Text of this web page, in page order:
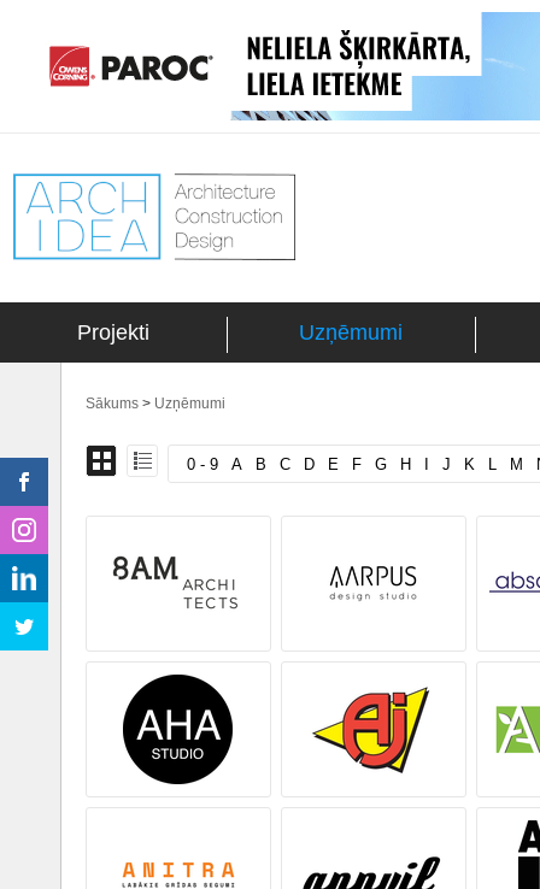
Projekti Uzņēmumi
Sākums > Uzņēmumi
0 - 9 A B C D E F G H J K L M